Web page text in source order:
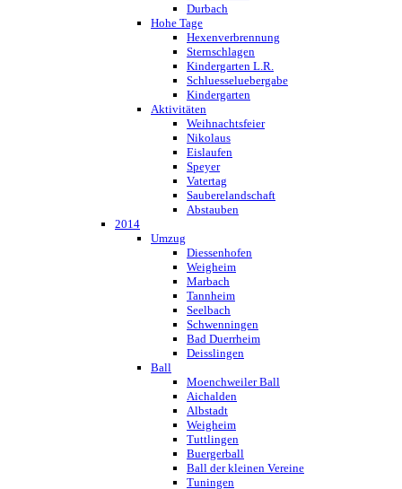
Durbach
Hohe Tage
Hexenverbrennung
Sternschlagen
Kindergarten L.R.
Schluesseluebergabe
Kindergarten
Aktivitäten
Weihnachtsfeier
Nikolaus
Eislaufen
Speyer
Vatertag
Sauberelandschaft
Abstauben
2014
Umzug
Diessenhofen
Weigheim
Marbach
Tannheim
Seelbach
Schwenningen
Bad Duerrheim
Deisslingen
Ball
Moenchweiler Ball
Aichalden
Albstadt
Weigheim
Tuttlingen
Buergerball
Ball der kleinen Vereine
Tuningen